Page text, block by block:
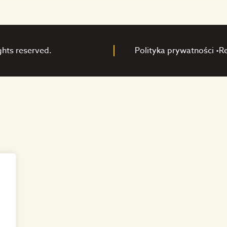
reserved. Polityka prywatności •